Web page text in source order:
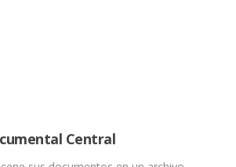
Central